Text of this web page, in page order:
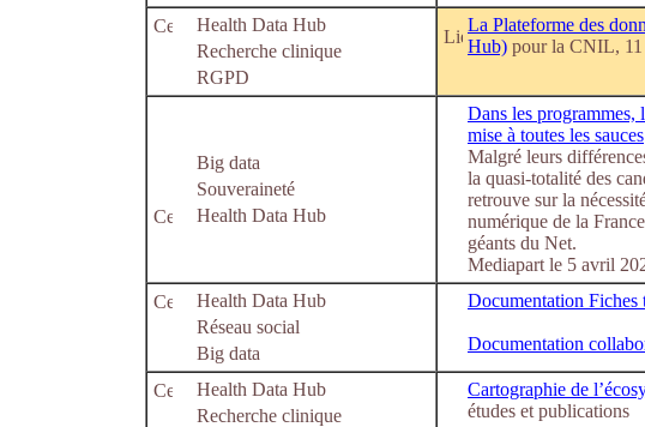
Health Data Hub
Recherche clinique
RGPD
La Plateforme des
Hub) pour la CNIL,
Big data
Souveraineté
Health Data Hub
Dans les programmes,
mise à toutes les sauces
Malgré leurs
la quasi-totalité des
retrouve sur la
numérique de la
géants du Net.
Mediapart le 5 avril
Health Data Hub
Réseau social
Big data
Documentation Fiches
Documentation
Health Data Hub
Recherche clinique
Cartographie de
études et publications